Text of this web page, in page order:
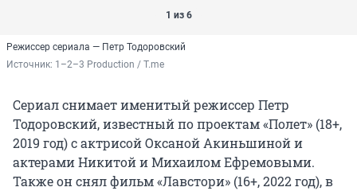
1 из 6
Режиссер сериала — Петр Тодоровский
Источник: 1–2–3 Production / T.me
Сериал снимает именитый режиссер Петр
Тодоровский, известный по проектам «Полет» (18+,
2019 год) с актрисой Оксаной Акиньшиной и
актерами Никитой и Михаилом Ефремовыми.
Также он снял фильм «Лавстори» (16+, 2022 год), в